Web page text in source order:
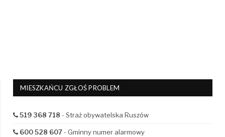
MIESZKAŃCU ZGŁOŚ PROBLEM
519 368 718 - Straż obywatelska Ruszów
600 528 607- Gminny numer alarmowy